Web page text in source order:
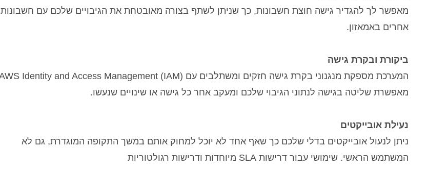
מאפשר לך להגדיר גישה חוצת חשבונות, כך שניתן לשתף בצורה מאובטחת את הגיבויים שלכם עם חשבונות
אחרים באמאזון.
ביקורת ובקרת גישה
מאפשרת שליטה בגישה לנתוני הגיבוי שלכם ומעקב אחר כל גישה או שינויים שנעשו.
נעילת אובייקטים
ניתן לנעול אובייקטים בדלי שלכם כך שאף אחד לא יוכל למחוק אותם במשך התקופה המוגדרת, גם לא
המשתמש הראשי. שימושי עבור דרישות SLA מיוחדות ודרישות רגולטוריות